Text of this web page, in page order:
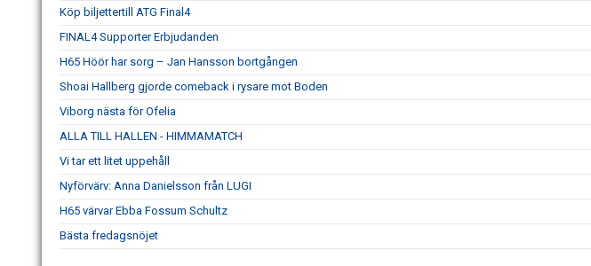
Köp biljettertill ATG Final4
FINAL4 Supporter Erbjudanden
H65 Höör har sorg – Jan Hansson bortgången
Shoai Hallberg gjorde comeback i rysare mot Boden
Viborg nästa för Ofelia
ALLA TILL HALLEN - HIMMAMATCH
Vi tar ett litet uppehåll
Nyförvärv: Anna Danielsson från LUGI
H65 värvar Ebba Fossum Schultz
Bästa fredagsnöjet